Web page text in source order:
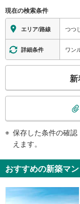
地上⇔改札⇔ホーム：○
エレベータ
・各ホーム⇔改札
・北口
・南口
エスカレータ
・南口
・改札内
その他
・点字案内（券売機・運
現在の検索条件
エリア/路線 つつ
詳細条件 ワン
検
知
を
け
新
保存した条件の確
えます。
おすすめの新築マ